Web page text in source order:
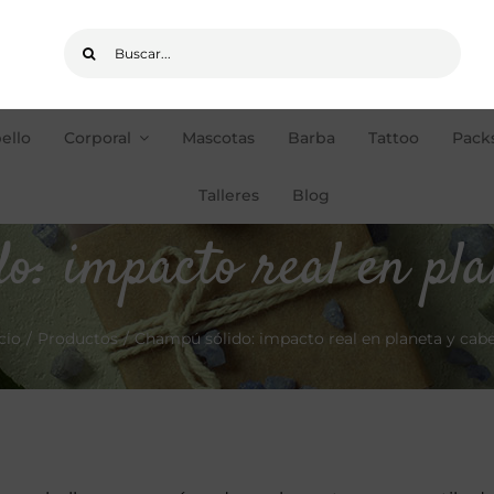
Corporal Mascotas Barba Tattoo
Talleres Blog
ENVÍOS GRATIS pedidos de +35€
impacto real en
Productos Champú sólido: impacto real en planeta y